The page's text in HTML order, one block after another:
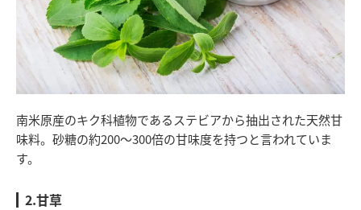
南米原産のキク科植物であるステビアから抽出された天然甘
味料。砂糖の約200～300倍の甘味度を持つと言われていま
す。
2.甘草